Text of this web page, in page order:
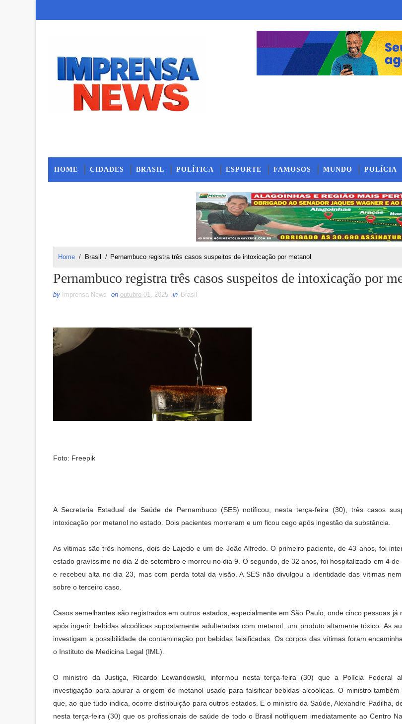
HOME CIDADES BRASIL POLÍTICA ESPORTE FAMOSOS MUNDO POLÍCIA
Home / Brasil / Pernambuco registra três casos suspeitos de intoxicação por metanol
Pernambuco registra três casos suspeitos de intoxicação por
by Imprensa News on outubro 01, 2025 in Brasil
Foto: Freepik
A Secretaria Estadual de Saúde de Pernambuco (SES) notificou, nesta terça-feira (30), três casos
intoxicação por metanol no estado. Dois pacientes morreram e um ficou cego após ingestão da substância.
As vítimas são três homens, dois de Lajedo e um de João Alfredo. O primeiro paciente, de 43 anos, foi
estado gravíssimo no dia 2 de setembro e morreu no dia 9. O segundo, de 32 anos, foi hospitalizado em 4 de
e recebeu alta no dia 23, mas com perda total da visão. A SES não divulgou a identidade das vítimas
sobre o terceiro caso.
Casos semelhantes são registrados em outros estados, especialmente em São Paulo, onde cinco pessoas já
após ingerir bebidas alcoólicas supostamente adulteradas com metanol, um produto altamente tóxico. As
investigam a possibilidade de contaminação por bebidas falsificadas. Os corpos das vítimas foram
o Instituto de Medicina Legal (IML).
O ministro da Justiça, Ricardo Lewandowski, informou nesta terça-feira (30) que a Polícia Federal
investigação para apurar a origem do metanol usado para falsificar bebidas alcoólicas. O ministro também
que, ao que tudo indica, ocorre distribuição para outros estados. E o ministro da Saúde, Alexandre Padilha,
nesta terça-feira (30) que os profissionais de saúde de todo o Brasil notifiquem imediatamente ao Centro